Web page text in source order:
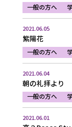
一般の方へ
2021.06.05
紫陽花
一般の方へ
2021.06.04
朝の礼拝より
一般の方へ
2021.06.01